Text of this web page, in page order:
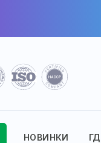
НОВИНКИ